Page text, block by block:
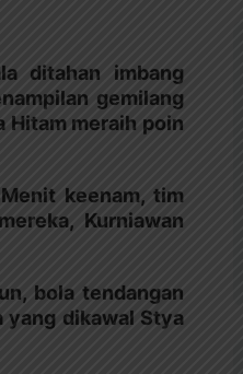
ditahan imbang
gemilang
Hitam meraih poin
keenam, tim
Kurniawan
bola tendangan
yang dikawal Stya